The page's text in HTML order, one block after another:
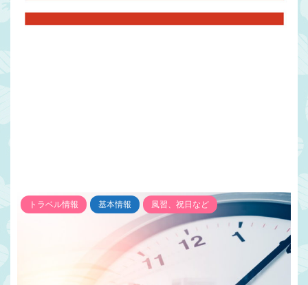
トラベル情報 基本情報 風習、祝日など